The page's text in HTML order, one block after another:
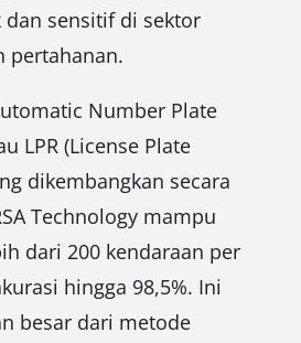
sensitif di sektor
pertahanan.
Number Plate
LPR (License Plate
dikembangkan secara
Technology mampu
dari 200 kendaraan per
hingga 98,5%. Ini
besar dari metode